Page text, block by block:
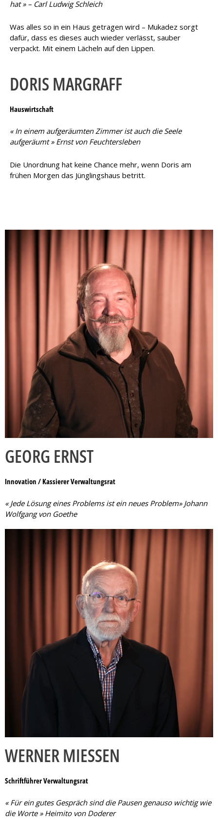
hat » – Carl Ludwig Schleich
Was alles so in ein Haus getragen wird – Mukadez sorgt
dafür, dass es dieses auch wieder verlässt, sauber
verpackt. Mit einem Lächeln auf den Lippen.
DORIS MARGRAFF
Hauswirtschaft
« In einem aufgeräumten Zimmer ist auch die Seele
aufgeräumt » Ernst von Feuchtersleben
Die Unordnung hat keine Chance mehr, wenn Doris am
frühen Morgen das Jünglingshaus betritt.
GEORG ERNST
Innovation / Kassierer Verwaltungsrat
« Jede Lösung eines Problems ist ein neues Problem» Johann
Wolfgang von Goethe
WERNER MIESSEN
Schriftführer Verwaltungsrat
« Für ein gutes Gespräch sind die Pausen genauso wichtig wie
die Worte » Heimito von Doderer